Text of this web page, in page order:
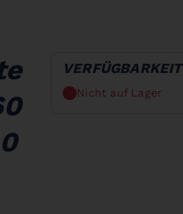
VERFÜGBARKEIT
Nicht auf Lager